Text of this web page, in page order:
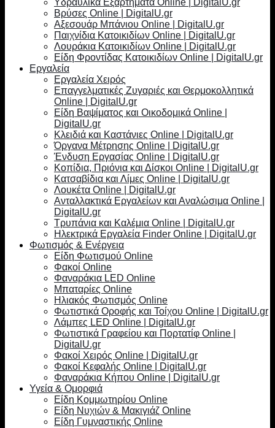
Υδραυλικά Εξαρτήματα Online | DigitalU.gr
Βρύσες Online | DigitalU.gr
Αξεσουάρ Μπάνιου Online | DigitalU.gr
Παιχνίδια Κατοικιδίων Online | DigitalU.gr
Λουράκια Κατοικιδίων Online | DigitalU.gr
Είδη Φροντίδας Κατοικιδίων Online | DigitalU.gr
Εργαλεία
Εργαλεία Χειρός
Επαγγελματικές Ζυγαριές και Θερμοκολλητικά
Online | DigitalU.gr
Είδη Βαψίματος και Οικοδομικά Online |
DigitalU.gr
Κλειδιά και Καστάνιες Online | DigitalU.gr
Όργανα Μέτρησης Online | DigitalU.gr
Ένδυση Εργασίας Online | DigitalU.gr
Κοπίδια, Πριόνια και Δίσκοι Online | DigitalU.gr
Κατσαβίδια και Λίμες Online | DigitalU.gr
Λουκέτα Online | DigitalU.gr
Ανταλλακτικά Εργαλείων και Αναλώσιμα Online |
DigitalU.gr
Τρυπάνια και Καλέμια Online | DigitalU.gr
Ηλεκτρικά Εργαλεία Finder Online | DigitalU.gr
Φωτισμός & Ενέργεια
Είδη Φωτισμού Online
Φακοί Online
Φαναράκια LED Online
Μπαταρίες Online
Ηλιακός Φωτισμός Online
Φωτιστικά Οροφής και Τοίχου Online | DigitalU.gr
Λάμπες LED Online | DigitalU.gr
Φωτιστικά Γραφείου και Πορτατίφ Online |
DigitalU.gr
Φακοί Χειρός Online | DigitalU.gr
Φακοί Κεφαλής Online | DigitalU.gr
Φαναράκια Κήπου Online | DigitalU.gr
Υγεία & Ομορφιά
Είδη Κομμωτηρίου Online
Είδη Νυχιών & Μακιγιάζ Online
Είδη Γυμναστικής Online